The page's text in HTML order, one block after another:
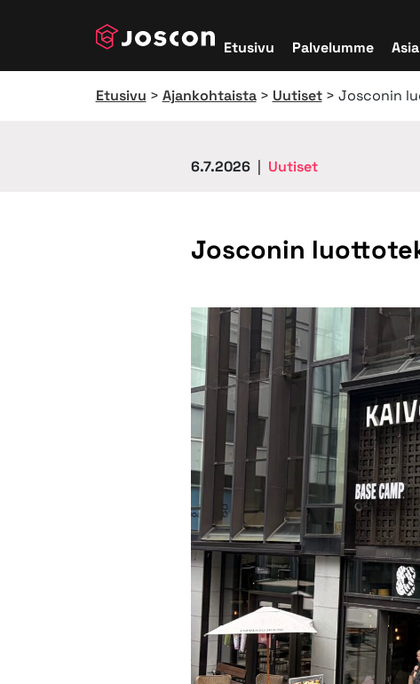
Päävalikko
Etusivu Palvelumme
Etusivu > Ajankohtaista> Uutiset> Josconin
6.7.2026 Uutiset
Josconin